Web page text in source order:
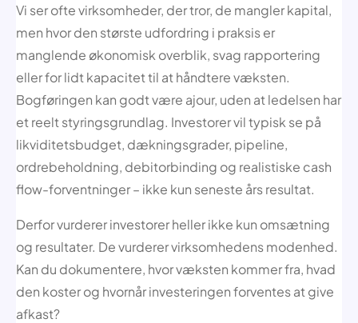
Vi ser ofte virksomheder, der tror, de mangler kapital,
men hvor den største udfordring i praksis er
manglende økonomisk overblik, svag rapportering
eller for lidt kapacitet til at håndtere væksten.
Bogføringen kan godt være ajour, uden at ledelsen har
et reelt styringsgrundlag. Investorer vil typisk se på
likviditetsbudget, dækningsgrader, pipeline,
ordrebeholdning, debitorbinding og realistiske cash
flow-forventninger – ikke kun seneste års resultat.
Derfor vurderer investorer heller ikke kun omsætning
og resultater. De vurderer virksomhedens modenhed.
Kan du dokumentere, hvor væksten kommer fra, hvad
den koster og hvornår investeringen forventes at give
afkast?